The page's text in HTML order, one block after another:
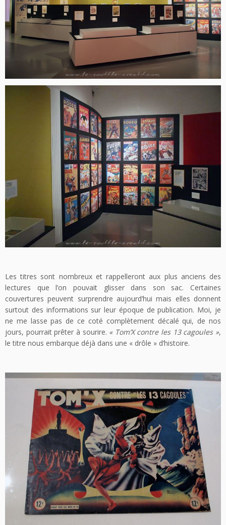
Les titres sont nombreux et rappelleront aux plus anciens des
lectures que l’on pouvait glisser dans son sac. Certaines
couvertures peuvent surprendre aujourd’hui mais elles donnent
surtout des informations sur leur époque de publication. Moi, je
ne me lasse pas de ce coté complètement décalé qui, de nos
jours, pourrait prêter à sourire. « Tom’X contre les 13 cagoules »,
le titre nous embarque déjà dans une « drôle » d’histoire.